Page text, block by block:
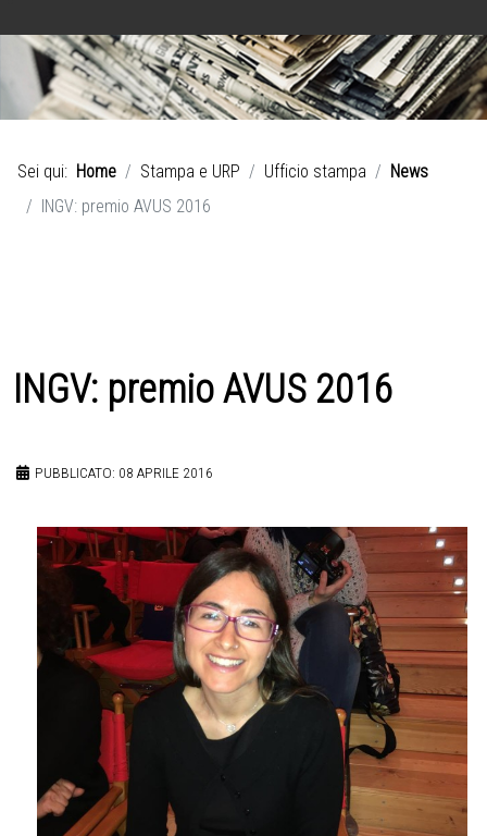
Sei qui: Home Stampa e URP Ufficio stampa
News
INGV: premio AVUS 2016
INGV: premio AVUS 2016
PUBBLICATO: 08 APRILE 2016